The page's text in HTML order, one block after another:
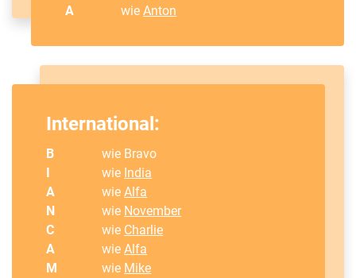
A
wieAnton
International:
B
wie Bravo
I
wie India
A
wieAlfa
N
wie November
C
wie Charlie
A
wieAlfa
M
wie Mike